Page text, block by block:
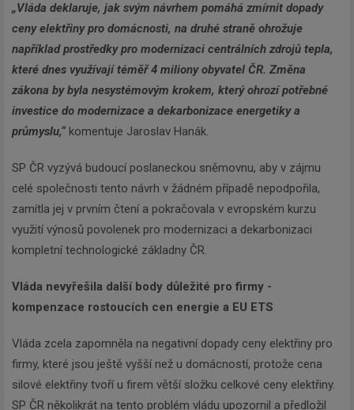
„Vláda deklaruje, jak svým návrhem pomáhá zmírnit dopady
ceny elektřiny pro domácnosti, na druhé straně ohrožuje
například prostředky pro modernizaci centrálních zdrojů tepla,
které dnes využívají téměř 4 miliony obyvatel ČR. Změna
zákona by byla nesystémovým krokem, který ohrozí potřebné
investice do modernizace a dekarbonizace energetiky a
průmyslu,“ komentuje Jaroslav Hanák.
SP ČR vyzývá budoucí poslaneckou sněmovnu, aby v zájmu
celé společnosti tento návrh v žádném případě nepodpořila,
zamítla jej v prvním čtení a pokračovala v evropském kurzu
využití výnosů povolenek pro modernizaci a dekarbonizaci
kompletní technologické základny ČR.
Vláda nevyřešila další body důležité pro firmy -
kompenzace rostoucích cen energie a EU ETS
Vláda zcela zapomněla na negativní dopady ceny elektřiny pro
firmy, které jsou ještě vyšší než u domácností, protože cena
silové elektřiny tvoří u firem větší složku celkové ceny elektřiny.
SP ČR několikrát na tento problém vládu upozornil a předložil